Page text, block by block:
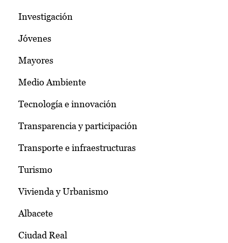
Investigación
Jóvenes
Mayores
Medio Ambiente
Tecnología e innovación
Transparencia y participación
Transporte e infraestructuras
Turismo
Vivienda y Urbanismo
Albacete
Ciudad Real